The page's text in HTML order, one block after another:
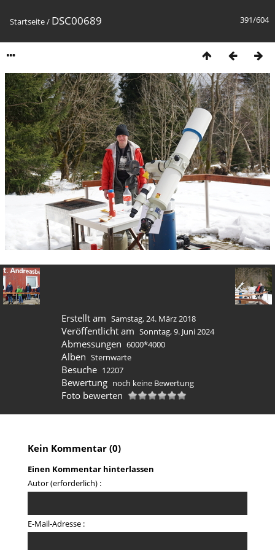
391/604
Startseite/ DSC00689
Erstellt am Samstag, 24. März 2018
Veröffentlicht am Sonntag, 9. Juni 2024
Abmessungen 6000*4000
Alben Sternwarte
Besuche 12207
Bewertung noch keine Bewertung
Foto bewerten
Kein Kommentar (0)
Einen Kommentar hinterlassen
Autor (erforderlich) :
E-Mail-Adresse :